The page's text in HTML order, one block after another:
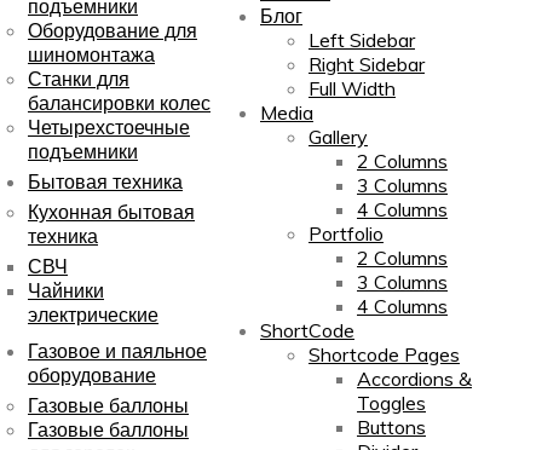
Блог
Left Sidebar
Right Sidebar
Full Width
Media
Gallery
2 Columns
3 Columns
4 Columns
Portfolio
2 Columns
3 Columns
4 Columns
ShortCode
Shortcode Pages
Accordions &
Toggles
Buttons
подъемники
Оборудование для
шиномонтажа
Станки для
балансировки колес
Четырехстоечные
подъемники
Бытовая техника
Кухонная бытовая
техника
СВЧ
Чайники
электрические
Газовое и паяльное
оборудование
Газовые баллоны
Газовые баллоны